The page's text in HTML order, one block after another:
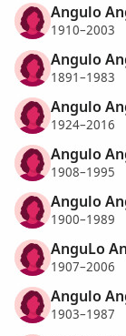
Angulo
1910–2003
Angulo
1891–1983
Angulo
1924–2016
Angulo
1908–1995
Angulo
1900–1989
AnguLo
1907–2006
Angulo
1903–1987